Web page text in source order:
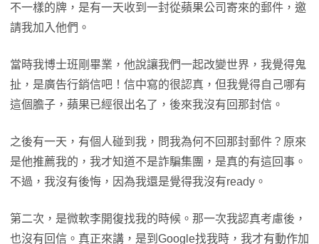
不一樣的牌，是有一天收到一封從蘋果公司寄來的郵件，邀
請我加入他們。
當時我博士班剛畢業，他說讓我們一起改變世界，我覺得鬼
扯，是廣告行銷信吧！信中寫的很認真，但我覺得自己哪有
這個膽子，蘋果已經很出名了，後來我沒有回那封信。
之後有一天，有個人碰到我，問我為何不回那封郵件？原來
是他推薦我的，我才知道不是詐騙集團，是真的有這回事。
不過，我沒有後悔，因為我還是覺得我沒有ready。
第二次，是微軟李開復找我的時候。那一次我認真考慮後，
也沒有回信。真正來講，是到Google找我時，我才有動作加